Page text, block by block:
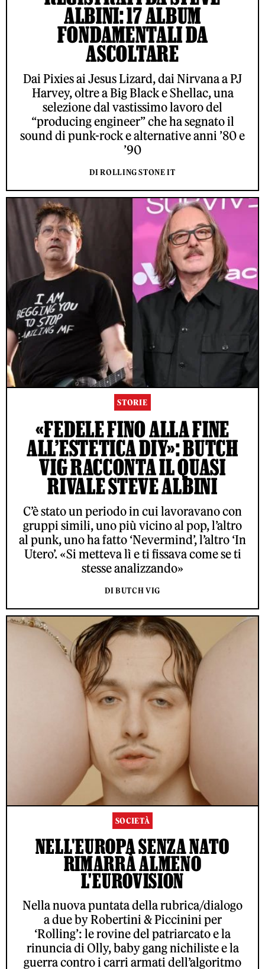
ALBINI: 17 ALBUM
FONDAMENTALI DA
ASCOLTARE
Dai Pixies ai Jesus Lizard, dai Nirvana a PJ
Harvey, oltre a Big Black e Shellac, una
selezione dal vastissimo lavoro del
“producing engineer” che ha segnato il
sound di punk-rock e alternative anni ’80 e
’90
DI ROLLING STONE IT
STORIE
«FEDELE FINO ALLA FINE
ALL’ESTETICA DIY»: BUTCH
VIG RACCONTA IL QUASI
RIVALE STEVE ALBINI
C’è stato un periodo in cui lavoravano con
gruppi simili, uno più vicino al pop, l’altro
al punk, uno ha fatto ‘Nevermind’, l’altro ‘In
Utero’. «Si metteva lì e ti fissava come se ti
stesse analizzando»
DI BUTCH VIG
SOCIETÀ
NELL'EUROPA SENZA NATO
RIMARRÀ ALMENO
L'EUROVISION
Nella nuova puntata della rubrica/dialogo
a due by Robertini & Piccinini per
‘Rolling’: le rovine del patriarcato e la
rinuncia di Olly, baby gang nichiliste e la
guerra contro i carri armati dell’algoritmo